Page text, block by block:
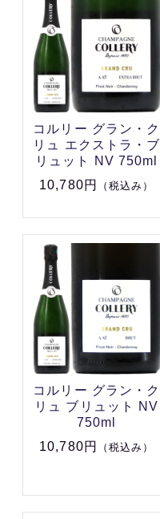
コルリー グラン・ク
リュ エクストラ・ブ
リュット NV 750ml
10,780円
（税込み）
コルリー グラン・ク
リュ ブリュット NV
750ml
10,780円
（税込み）